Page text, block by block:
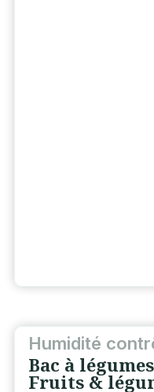
Humidité
Bac à légumes
Fruits &